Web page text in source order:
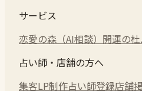
サービス
恋愛の森（AI相談） 開運の杜
占い師・店舗の方へ
集客LP制作占い師登録店舗